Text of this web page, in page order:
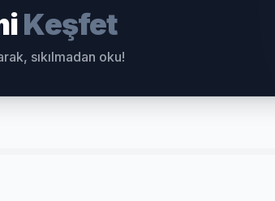
Keşfet
sıkılmadan oku!